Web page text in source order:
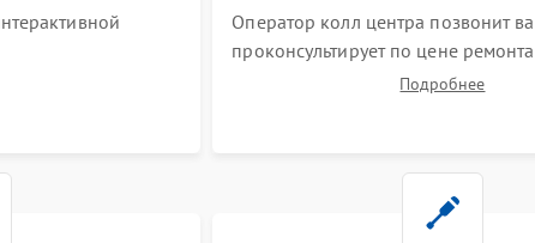
Оператор колл центра позвонит
проконсультирует по цене
интерактивной панели а также
Подробнее